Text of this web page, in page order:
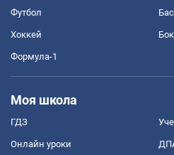
Футбол
Хоккей
Формула-1
Моя школа
ГДЗ
Онлайн уроки